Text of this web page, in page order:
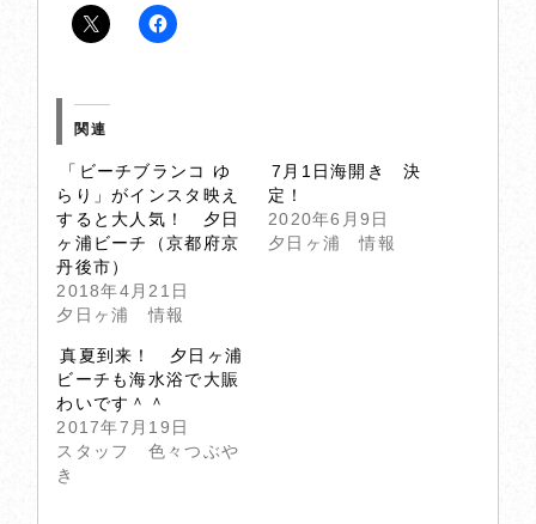
関連
「ビーチブランコ ゆ
らり」がインスタ映え
すると大人気！ 夕日
ヶ浦ビーチ（京都府京
丹後市）
2018年4月21日
夕日ヶ浦 情報
7月1日海開き 決
定！
2020年6月9日
夕日ヶ浦 情報
真夏到来！ 夕日ヶ浦
ビーチも海水浴で大賑
わいです＾＾
2017年7月19日
スタッフ 色々つぶや
き